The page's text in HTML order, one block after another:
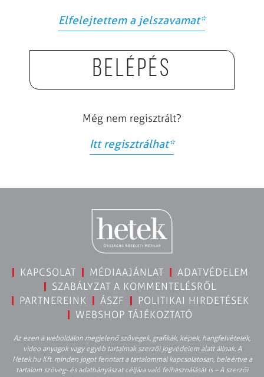
Elfelejtettem a jelszavamat*
Belépés
Még nem regisztrált?
Itt regisztrálhat*
KAPCSOLAT MÉDIAAJÁNLAT
ADATVÉDELEM
SZABÁLYZAT A KOMMENTELÉSRŐL
PARTNEREINK
ÁSZF
POLITIKAI HIRDETÉSEK
WEBSHOP TÁJÉKOZTATÓ
Az ezen a weboldalon megjelenő szövegek, grafikák, képek, hangfelvételek,
video anyagok vagy egyéb tartalmak szerzői jogvédelem alatt állnak. A
Hetek.hu Kft. minden jogot fenntart a tartalommal kapcsolatosan, beleértve a
tartalom szöveg- és adatbányászat céljára való felhasználását is – A szerzői